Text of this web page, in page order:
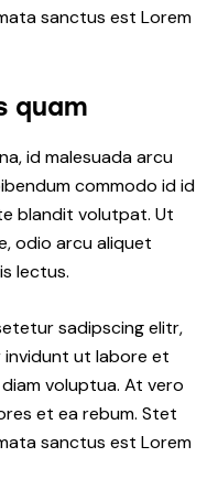
sanctus est Lorem
quam
id malesuada arcu
commodo id id
blandit volutpat. Ut
odio arcu aliquet
lectus.
sadipscing elitr,
invidunt ut labore et
voluptua. At vero
et ea rebum. Stet
sanctus est Lorem